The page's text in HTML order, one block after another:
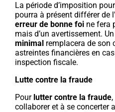
La période d’imposition
pourra à présent différer de
erreur de bonne foi ne fera
mais d’un avertissement. Un
minimal remplacera de son
astreintes financières en cas
inspection fiscale.
Lutte contre la fraude
Pour lutter contre la fraude
collaborer et à se concerter